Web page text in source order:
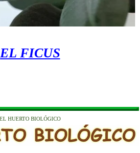
EL FICUS
EL HUERTO BIOLÓGICO